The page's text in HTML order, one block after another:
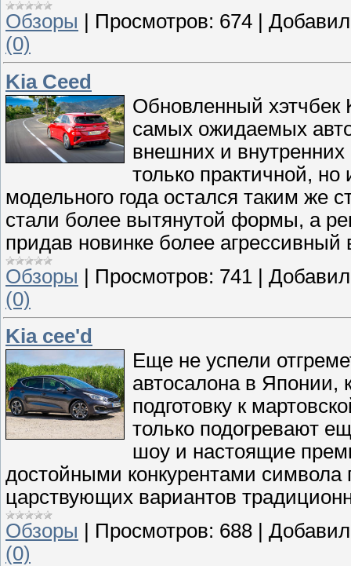
Обзоры
Просмотров: 674
(0)
Kia Ceed
Обновленный хэтчбек
самых ожидаемых
внешних и
только практичной,
модельного года остался таким
стали более вытянутой формы, а
придав новинке более агрессивный
Обзоры | Просмотров: 741 |
(0)
Kia cee'd
Еще не успели
автосалона в Японии,
подготовку к
только подогревают
шоу и настоящие
достойными конкурентами символа
царствующих вариантов
Обзоры
Просмотров: 688
(0)